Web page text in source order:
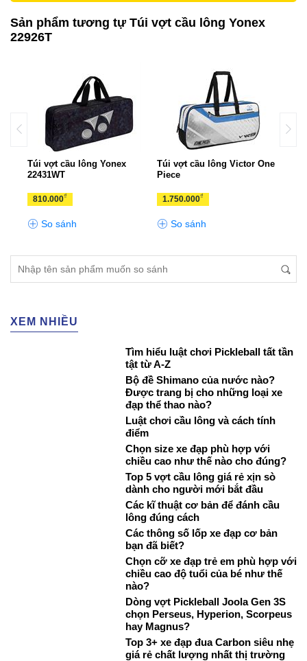
Sản phẩm tương tự Túi vợt cầu lông Yonex
22926T
Túi vợt cầu lông Yonex
22431WT
810.000₫
So sánh
Túi vợt cầu lông Victor One
Piece
1.750.000₫
So sánh
XEM NHIỀU
Tìm hiểu luật chơi Pickleball tất tần
tật từ A-Z
Bộ đề Shimano của nước nào?
Được trang bị cho những loại xe
đạp thể thao nào?
Luật chơi cầu lông và cách tính
điểm
Chọn size xe đạp phù hợp với
chiều cao như thế nào cho đúng?
Top 5 vợt cầu lông giá rẻ xịn sò
dành cho người mới bắt đầu
Các kĩ thuật cơ bản để đánh cầu
lông đúng cách
Các thông số lốp xe đạp cơ bản
bạn đã biết?
Chọn cỡ xe đạp trẻ em phù hợp với
chiều cao độ tuổi của bé như thế
nào?
Dòng vợt Pickleball Joola Gen 3S
chọn Perseus, Hyperion, Scorpeus
hay Magnus?
Top 3+ xe đạp đua Carbon siêu nhẹ
giá rẻ chất lượng nhất thị trường